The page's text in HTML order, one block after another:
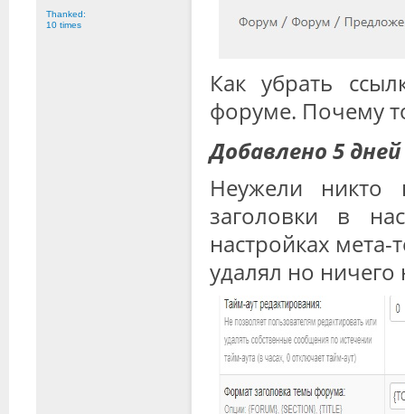
Thanked:
10 times
Как убрать
форуме. Почему
Добавлено 5
Неужели никто
заголовки в
настройках
удалял но